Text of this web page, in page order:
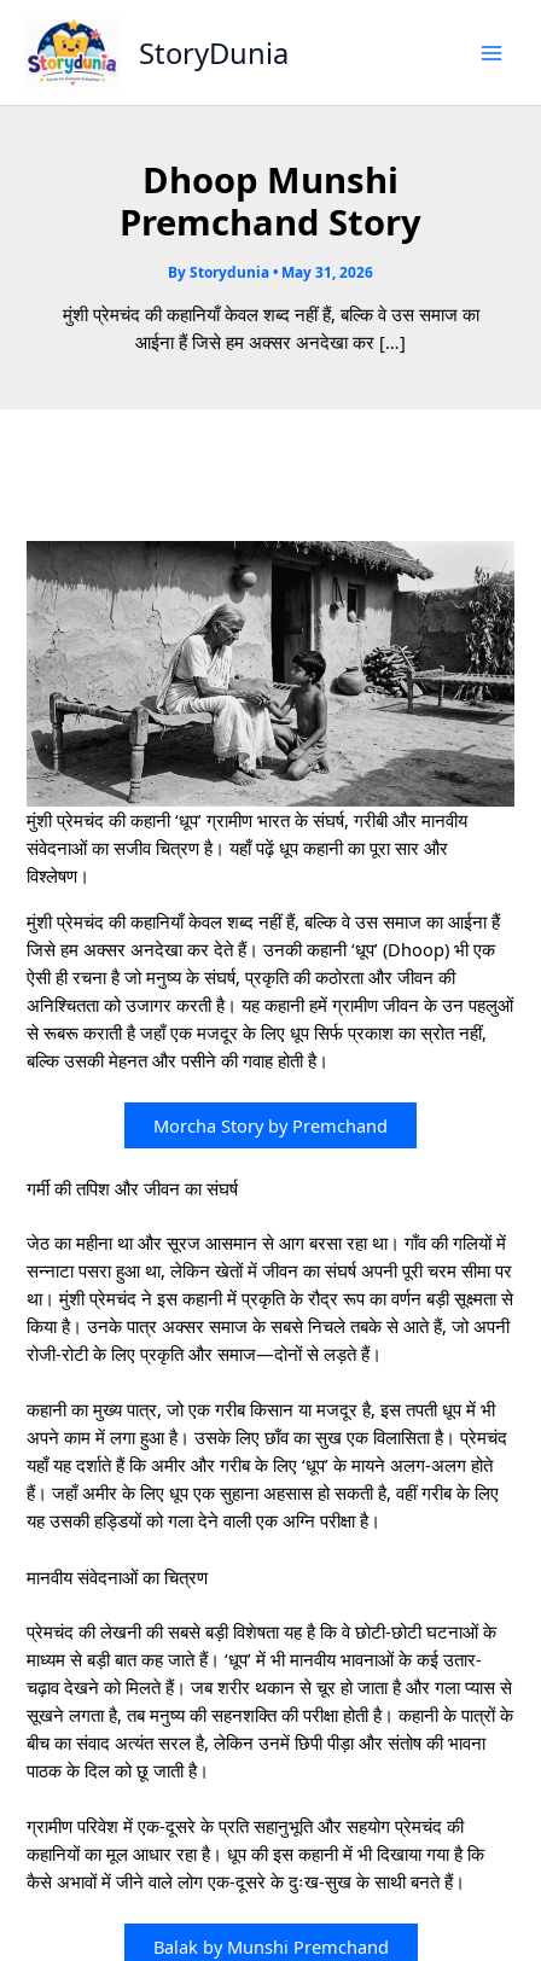
content
StoryDunia
Dhoop Munshi
Premchand Story
ByStorydunia• May 31, 2026
मुंशी प्रेमचंद की कहानियाँ केवल शब्द नहीं हैं, बल्कि वे उस समाज का
आईना हैं जिसे हम अक्सर अनदेखा कर […]
मुंशी प्रेमचंद की कहानी ‘धूप’ ग्रामीण भारत के संघर्ष, गरीबी और मानवीय
संवेदनाओं का सजीव चित्रण है। यहाँ पढ़ें धूप कहानी का पूरा सार और
विश्लेषण।
मुंशी प्रेमचंद की कहानियाँ केवल शब्द नहीं हैं, बल्कि वे उस समाज का आईना हैं
जिसे हम अक्सर अनदेखा कर देते हैं। उनकी कहानी ‘धूप’ (Dhoop) भी एक
ऐसी ही रचना है जो मनुष्य के संघर्ष, प्रकृति की कठोरता और जीवन की
अनिश्चितता को उजागर करती है। यह कहानी हमें ग्रामीण जीवन के उन पहलुओं
से रूबरू कराती है जहाँ एक मजदूर के लिए धूप सिर्फ प्रकाश का स्रोत नहीं,
बल्कि उसकी मेहनत और पसीने की गवाह होती है।
Morcha Story by Premchand
गर्मी की तपिश और जीवन का संघर्ष
जेठ का महीना था और सूरज आसमान से आग बरसा रहा था। गाँव की गलियों में
सन्नाटा पसरा हुआ था, लेकिन खेतों में जीवन का संघर्ष अपनी पूरी चरम सीमा पर
था। मुंशी प्रेमचंद ने इस कहानी में प्रकृति के रौद्र रूप का वर्णन बड़ी सूक्ष्मता से
किया है। उनके पात्र अक्सर समाज के सबसे निचले तबके से आते हैं, जो अपनी
रोजी-रोटी के लिए प्रकृति और समाज—दोनों से लड़ते हैं।
कहानी का मुख्य पात्र, जो एक गरीब किसान या मजदूर है, इस तपती धूप में भी
अपने काम में लगा हुआ है। उसके लिए छाँव का सुख एक विलासिता है। प्रेमचंद
यहाँ यह दर्शाते हैं कि अमीर और गरीब के लिए ‘धूप’ के मायने अलग-अलग होते
हैं। जहाँ अमीर के लिए धूप एक सुहाना अहसास हो सकती है, वहीं गरीब के लिए
यह उसकी हड्डियों को गला देने वाली एक अग्नि परीक्षा है।
मानवीय संवेदनाओं का चित्रण
प्रेमचंद की लेखनी की सबसे बड़ी विशेषता यह है कि वे छोटी-छोटी घटनाओं के
माध्यम से बड़ी बात कह जाते हैं। ‘धूप’ में भी मानवीय भावनाओं के कई उतार-
चढ़ाव देखने को मिलते हैं। जब शरीर थकान से चूर हो जाता है और गला प्यास से
सूखने लगता है, तब मनुष्य की सहनशक्ति की परीक्षा होती है। कहानी के पात्रों के
बीच का संवाद अत्यंत सरल है, लेकिन उनमें छिपी पीड़ा और संतोष की भावना
पाठक के दिल को छू जाती है।
ग्रामीण परिवेश में एक-दूसरे के प्रति सहानुभूति और सहयोग प्रेमचंद की
कहानियों का मूल आधार रहा है। धूप की इस कहानी में भी दिखाया गया है कि
कैसे अभावों में जीने वाले लोग एक-दूसरे के दुःख-सुख के साथी बनते हैं।
Balak by Munshi Premchand